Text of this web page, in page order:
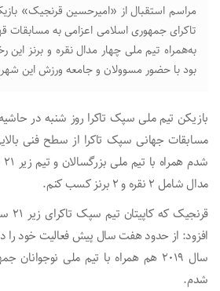
مراسم استقبال از «امیرحسین قرنجیک»
تاکرای جمهوری اسلامی اعزامی به مسابقات
به‌همراه تیم ملی چهار مدال نقره و برنز
بود با حضور مسوولان و جامعه ورزش این
بازیکن تیم ملی سپک تاکرا روز شنبه در
مسابقات جهانی سپک تاکرا از سطح فنی
مدال شامل ۲ نقره و ۲ برنز کسب کنم.
افزود: از حدود هفت سال پیش فعالیت خود را
سال ۲۰۱۹ هم همراه با تیم ملی
شدم.